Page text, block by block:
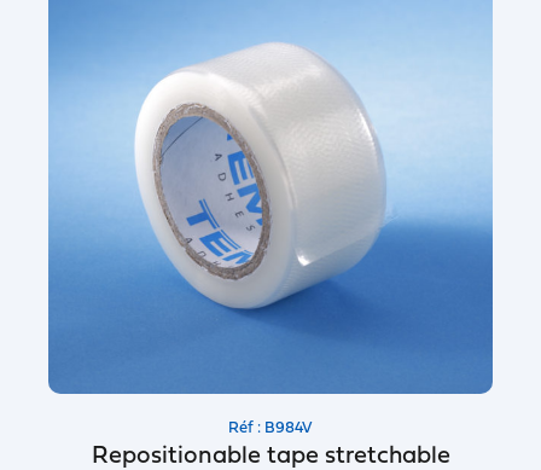
Réf : B984V
Repositionable tape stretchable